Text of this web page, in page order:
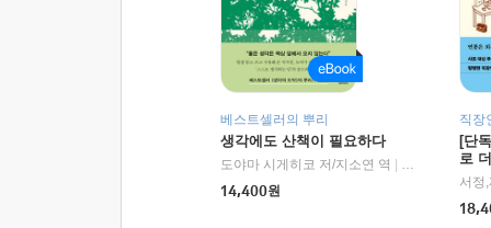
베스트셀러의 뿌리
생각에도 산책이 필요하다
도야마 시게히코 저/지소연 역
알에이치코리
14,400원
직장
[단
로